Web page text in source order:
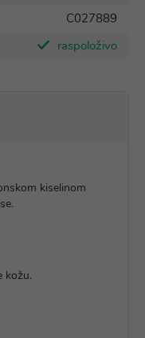
C027889
raspoloživo
kiselinom
kožu.